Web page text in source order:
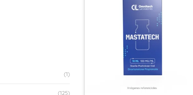
(1)
(125)